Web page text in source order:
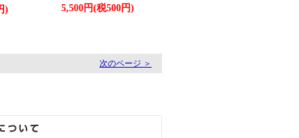
) 5,500円(税500円)
次のページ ＞